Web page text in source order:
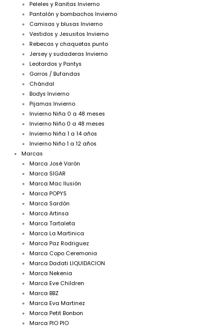
Peleles y Ranitas Invierno
Pantalón y bombachos Invierno
Camisas y blusas Invierno
Vestidos y Jesusitos Invierno
Rebecas y chaquetas punto
Jersey y sudaderas Invierno
Leotardos y Pantys
Gorros / Bufandas
Chándal
Bodys Invierno
Pijamas Invierno
Invierno Niña 0 a 48 meses
Invierno Niño 0 a 48 meses
Invierno Niña 1 a 14 años
Invierno Niño 1 a 12 años
Marcas
Marca José Varón
Marca SIGAR
Marca Mac Ilusión
Marca POPYS
Marca Sardón
Marca Artinsa
Marca Tartaleta
Marca La Martinica
Marca Paz Rodriguez
Marca Copo Ceremonia
Marca Dadati LIQUIDACION
Marca Nekenia
Marca Eve Children
Marca BBZ
Marca Eva Martinez
Marca Petit Bonbon
Marca PIO PIO